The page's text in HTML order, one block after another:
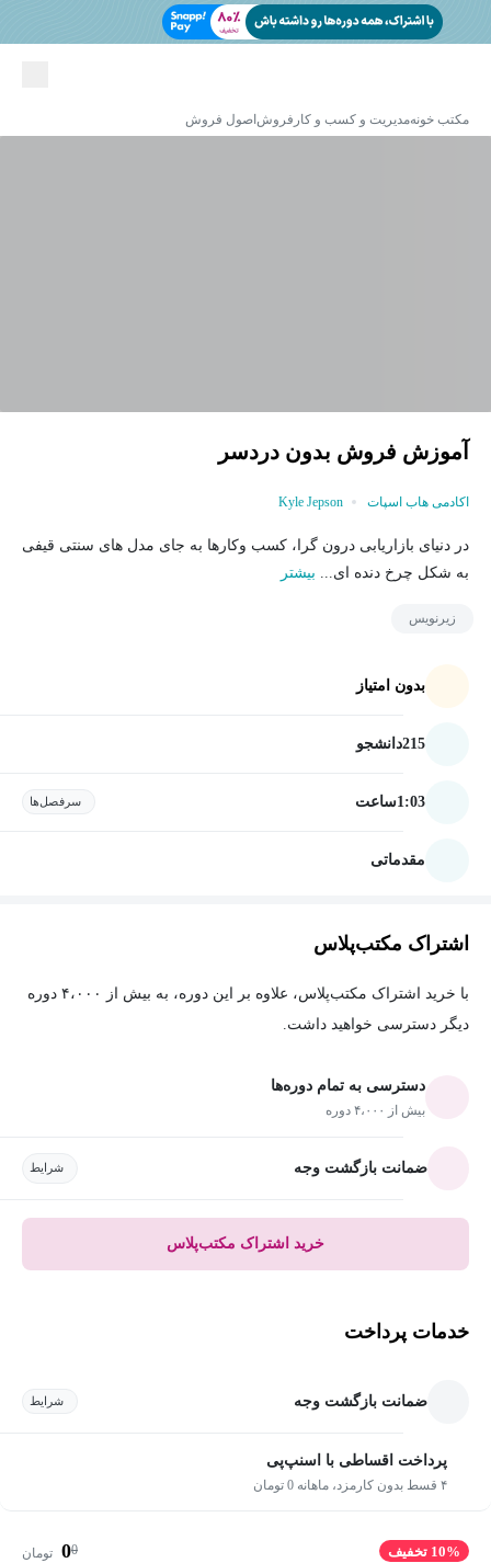
مکتب خونهمدیریت و کسب و کار فروش اصول فروش
آموزش فروش بدون دردسر
اکادمی هاب اسپات Kyle Jepson
در دنیای بازاریابی درون گرا، کسب وکارها به جای مدل های سنتی قیفی
به شکل چرخ دنده ای... بیشتر
زیرنویس
بدون امتیاز
215دانشجو
1:03ساعت سرفصل‌ها
مقدماتی
اشتراک مکتب‌پلاس
با خرید اشتراک مکتب‌پلاس، علاوه بر این دوره، به بیش از ۴،۰۰۰ دوره
دیگر دسترسی خواهید داشت.
دسترسی به تمام دوره‌ها
بیش از ۴،۰۰۰ دوره
ضمانت بازگشت وجه شرایط
خرید اشتراک مکتب‌پلاس
خدمات پرداخت
ضمانت بازگشت وجه شرایط
پرداخت اقساطی با اسنپ‌پی
۴ قسط بدون کارمزد، ماهانه 0 تومان
10% تخفیف 0
0 تومان